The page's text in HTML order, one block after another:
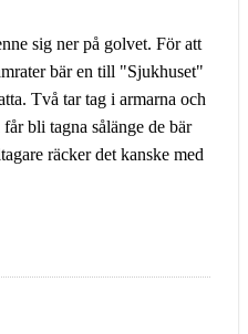
sig ner på golvet. För att
bär en till "Sjukhuset"
Två tar tag i armarna och
bli tagna sålänge de bär
räcker det kanske med